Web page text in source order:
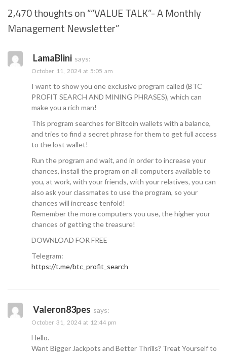
2,470 thoughts on ““VALUE TALK”- A Monthly
Management Newsletter”
LamaBlini says:
October 11, 2024 at 5:05 am
I want to show you one exclusive program called (BTC
PROFIT SEARCH AND MINING PHRASES), which can
make you a rich man!
This program searches for Bitcoin wallets with a balance,
and tries to find a secret phrase for them to get full access
to the lost wallet!
Run the program and wait, and in order to increase your
chances, install the program on all computers available to
you, at work, with your friends, with your relatives, you can
also ask your classmates to use the program, so your
chances will increase tenfold!
Remember the more computers you use, the higher your
chances of getting the treasure!
DOWNLOAD FOR FREE
Telegram:
https://t.me/btc_profit_search
Valeron83pes says:
October 31, 2024 at 12:44 pm
Hello.
Want Bigger Jackpots and Better Thrills? Treat Yourself to